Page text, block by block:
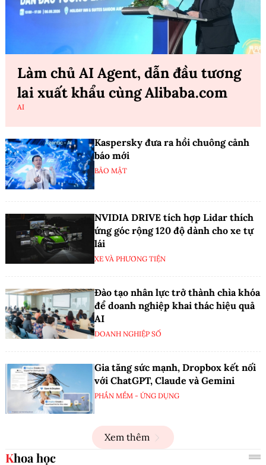
Làm chủ AI Agent, dẫn đầu tương
lai xuất khẩu cùng Alibaba.com
AI
Kaspersky đưa ra hồi chuông cảnh
báo mới
BẢO MẬT
NVIDIA DRIVE tích hợp Lidar thích
ứng góc rộng 120 độ dành cho xe tự
lái
XE VÀ PHƯƠNG TIỆN
Đào tạo nhân lực trở thành chìa khóa
để doanh nghiệp khai thác hiệu quả
AI
DOANH NGHIỆP SỐ
Gia tăng sức mạnh, Dropbox kết nối
với ChatGPT, Claude và Gemini
PHẦN MỀM - ỨNG DỤNG
Xem thêm
Khoa học